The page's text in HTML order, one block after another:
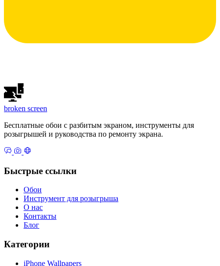
broken screen
Бесплатные обои с разбитым экраном, инструменты для
розыгрышей и руководства по ремонту экрана.
Быстрые ссылки
Обои
Инструмент для розыгрыша
О нас
Контакты
Блог
Категории
iPhone Wallpapers